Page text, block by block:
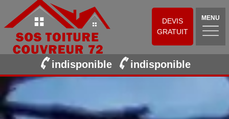
DEVIS
GRATUIT
MENU
indisponible indisponible